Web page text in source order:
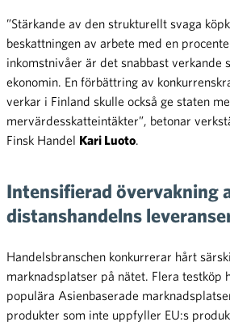
”Stärkande av den strukturellt svaga
beskattningen av arbete med en
inkomstnivåer är det snabbast verkande
ekonomin. En förbättring av
verkar i Finland skulle också ge staten
mervärdesskatteintäkter”, betonar
Finsk Handel Kari Luoto.
Intensifierad övervakning
distanshandelns
Handelsbranschen konkurrerar hårt
marknadsplatser på nätet. Flera testköp
populära Asienbaserade
produkter som inte uppfyller EU:s